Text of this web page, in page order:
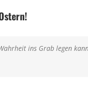
ins Grab legen